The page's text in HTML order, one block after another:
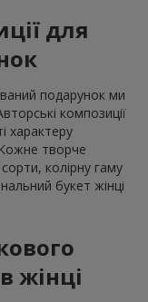
для
подарунок ми
композиції
характеру
Кожне творче
колірну гаму
букет жінці
жінці